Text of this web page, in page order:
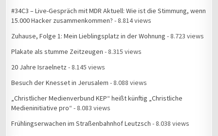
#34C3 – Live-Gespräch mit MDR Aktuell: Wie ist die Stimmung, wenn
15.000 Hacker zusammenkommen? - 8.814 views
Zuhause, Folge 1: Mein Lieblingsplatz in der Wohnung - 8.723 views
Plakate als stumme Zeitzeugen - 8.315 views
20 Jahre Israelnetz - 8.145 views
Besuch der Knesset in Jerusalem - 8.088 views
„Christlicher Medienverbund KEP“ heißt künftig „Christliche
Medieninitiative pro“ - 8.083 views
Frühlingserwachen im Straßenbahnhof Leutzsch - 8.038 views